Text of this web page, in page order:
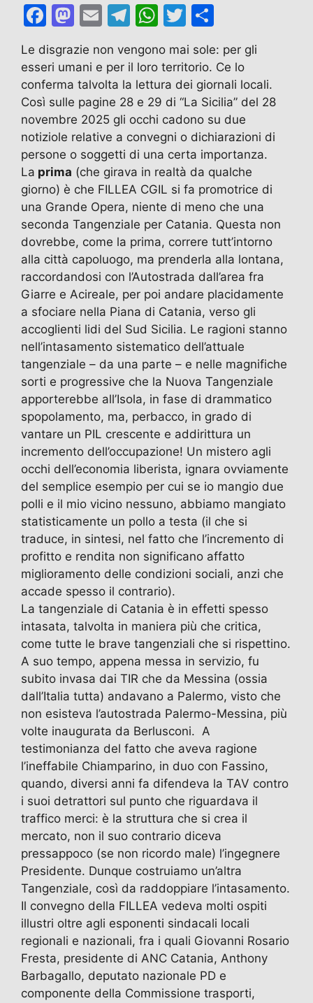
F
a
c
e
b
o
o
k
M
a
st
o
d
o
n
E
ai
l
T
e
gr
a
m
W
at
s
A
p
p
T
w
itt
er
n
di
vi
di
Le disgrazie non vengono mai sole: per gli
esseri umani e per il loro territorio. Ce lo
conferma talvolta la lettura dei giornali locali.
Così sulle pagine 28 e 29 di “La Sicilia” del 28
novembre 2025 gli occhi cadono su due
notiziole relative a convegni o dichiarazioni di
persone o soggetti di una certa importanza.
La prima (che girava in realtà da qualche
giorno) è che FILLEA CGIL si fa promotrice di
una Grande Opera, niente di meno che una
seconda Tangenziale per Catania. Questa non
dovrebbe, come la prima, correre tutt’intorno
alla città capoluogo, ma prenderla alla lontana,
raccordandosi con l’Autostrada dall’area fra
Giarre e Acireale, per poi andare placidamente
a sfociare nella Piana di Catania, verso gli
accoglienti lidi del Sud Sicilia. Le ragioni stanno
nell’intasamento sistematico dell’attuale
tangenziale – da una parte – e nelle magnifiche
sorti e progressive che la Nuova Tangenziale
apporterebbe all’Isola, in fase di drammatico
spopolamento, ma, perbacco, in grado di
vantare un PIL crescente e addirittura un
incremento dell’occupazione! Un mistero agli
occhi dell’economia liberista, ignara ovviamente
del semplice esempio per cui se io mangio due
polli e il mio vicino nessuno, abbiamo mangiato
statisticamente un pollo a testa (il che si
traduce, in sintesi, nel fatto che l’incremento di
profitto e rendita non significano affatto
miglioramento delle condizioni sociali, anzi che
accade spesso il contrario).
La tangenziale di Catania è in effetti spesso
intasata, talvolta in maniera più che critica,
come tutte le brave tangenziali che si rispettino.
A suo tempo, appena messa in servizio, fu
subito invasa dai TIR che da Messina (ossia
dall’Italia tutta) andavano a Palermo, visto che
non esisteva l’autostrada Palermo-Messina, più
volte inaugurata da Berlusconi. A
testimonianza del fatto che aveva ragione
l’ineffabile Chiamparino, in duo con Fassino,
quando, diversi anni fa difendeva la TAV contro
i suoi detrattori sul punto che riguardava il
traffico merci: è la struttura che si crea il
mercato, non il suo contrario diceva
pressappoco (se non ricordo male) l’ingegnere
Presidente. Dunque costruiamo un’altra
Tangenziale, così da raddoppiare l’intasamento.
Il convegno della FILLEA vedeva molti ospiti
illustri oltre agli esponenti sindacali locali
regionali e nazionali, fra i quali Giovanni Rosario
Fresta, presidente di ANC Catania, Anthony
Barbagallo, deputato nazionale PD e
componente della Commissione trasporti,